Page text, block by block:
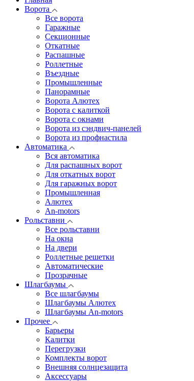
Ворота
Все ворота
Гаражные
Секционные
Откатные
Распашные
Роллетные
Въездные
Промышленные
Панорамные
Ворота Алютех
Ворота с калиткой
Ворота c окнами
Ворота из сэндвич-панелей
Ворота из профнастила
Автоматика
Вся автоматика
Для распашных ворот
Для откатных ворот
Для гаражных ворот
Промышленная
Алютех
An-motors
Рольставни
Все рольставни
На окна
На двери
Роллетные решетки
Автоматические
Прозрачные
Шлагбаумы
Все шлагбаумы
Шлагбаумы Алютех
Шлагбаумы An-motors
Прочее
Барьеры
Калитки
Перегрузки
Комплекты ворот
Внешняя солнцезащита
Аксессуары